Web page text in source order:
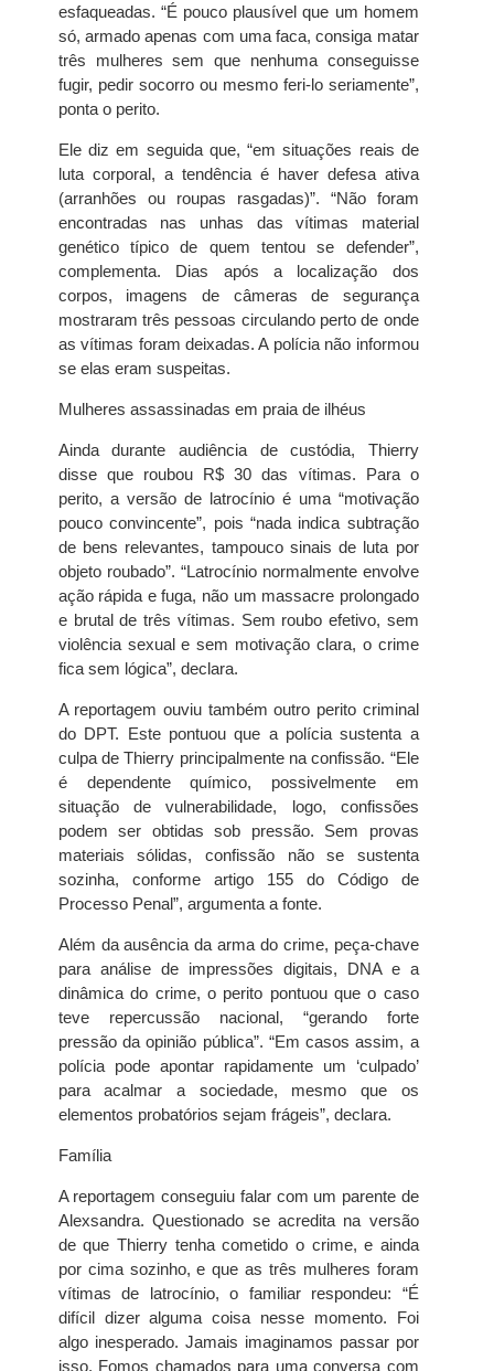
esfaqueadas. “É pouco plausível que um homem
só, armado apenas com uma faca, consiga matar
três mulheres sem que nenhuma conseguisse
fugir, pedir socorro ou mesmo feri-lo seriamente”,
ponta o perito.
Ele diz em seguida que, “em situações reais de
luta corporal, a tendência é haver defesa ativa
(arranhões ou roupas rasgadas)”. “Não foram
encontradas nas unhas das vítimas material
genético típico de quem tentou se defender”,
complementa. Dias após a localização dos
corpos, imagens de câmeras de segurança
mostraram três pessoas circulando perto de onde
as vítimas foram deixadas. A polícia não informou
se elas eram suspeitas.
Mulheres assassinadas em praia de ilhéus
Ainda durante audiência de custódia, Thierry
disse que roubou R$ 30 das vítimas. Para o
perito, a versão de latrocínio é uma “motivação
pouco convincente”, pois “nada indica subtração
de bens relevantes, tampouco sinais de luta por
objeto roubado”. “Latrocínio normalmente envolve
ação rápida e fuga, não um massacre prolongado
e brutal de três vítimas. Sem roubo efetivo, sem
violência sexual e sem motivação clara, o crime
fica sem lógica”, declara.
A reportagem ouviu também outro perito criminal
do DPT. Este pontuou que a polícia sustenta a
culpa de Thierry principalmente na confissão. “Ele
é dependente químico, possivelmente em
situação de vulnerabilidade, logo, confissões
podem ser obtidas sob pressão. Sem provas
materiais sólidas, confissão não se sustenta
sozinha, conforme artigo 155 do Código de
Processo Penal”, argumenta a fonte.
Além da ausência da arma do crime, peça-chave
para análise de impressões digitais, DNA e a
dinâmica do crime, o perito pontuou que o caso
teve repercussão nacional, “gerando forte
pressão da opinião pública”. “Em casos assim, a
polícia pode apontar rapidamente um ‘culpado’
para acalmar a sociedade, mesmo que os
elementos probatórios sejam frágeis”, declara.
Família
A reportagem conseguiu falar com um parente de
Alexsandra. Questionado se acredita na versão
de que Thierry tenha cometido o crime, e ainda
por cima sozinho, e que as três mulheres foram
vítimas de latrocínio, o familiar respondeu: “É
difícil dizer alguma coisa nesse momento. Foi
algo inesperado. Jamais imaginamos passar por
isso. Fomos chamados para uma conversa com